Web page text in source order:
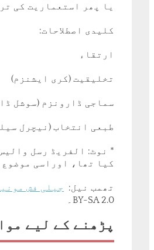
یا پھر استعماریت کی
کلیدی اصطلاحات:
ارتقاء
تخلیقیت (کری ایشنزم)
سماجی ڈارونزم (سوشل
طبعی انتخاب (نیچرل
* نوٹ: الفریڈ رسل
کیا تھا، اوراسی
تھمب نیل: جیلی فش
BY-SA 2.0۔
پڑھنے کے لیے